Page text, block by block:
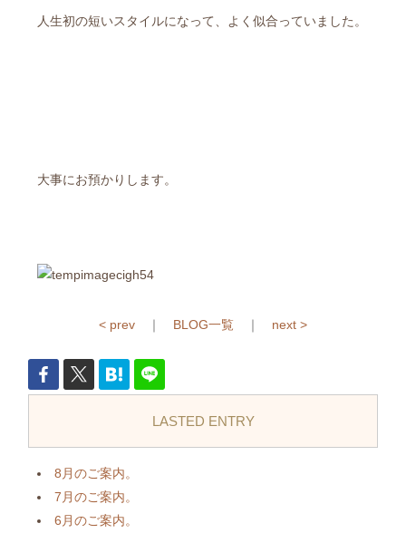
人生初の短いスタイルになって、よく似合っていました。
大事にお預かりします。
< prev ｜ BLOG一覧 ｜ next >
LASTED ENTRY
8月のご案内。
7月のご案内。
6月のご案内。